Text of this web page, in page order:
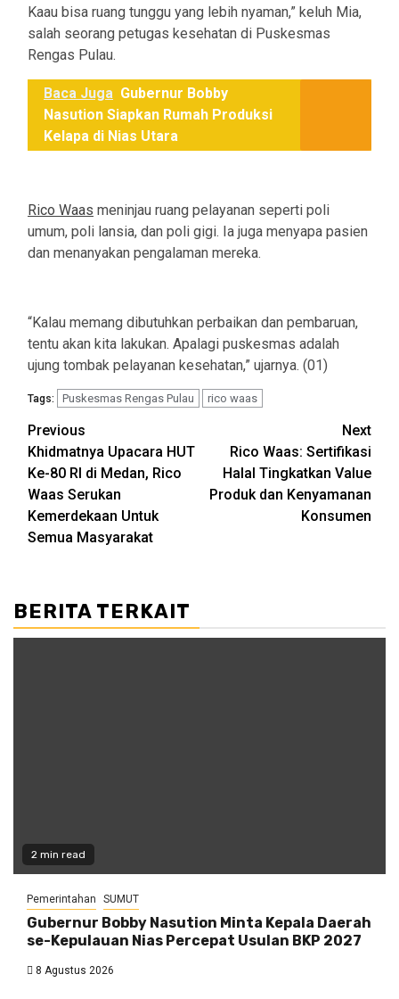
Kaau bisa ruang tunggu yang lebih nyaman,” keluh Mia,
salah seorang petugas kesehatan di Puskesmas
Rengas Pulau.
Baca Juga Gubernur Bobby
Nasution Siapkan Rumah Produksi
Kelapa di Nias Utara
Rico Waas meninjau ruang pelayanan seperti poli
umum, poli lansia, dan poli gigi. Ia juga menyapa pasien
dan menanyakan pengalaman mereka.
“Kalau memang dibutuhkan perbaikan dan pembaruan,
tentu akan kita lakukan. Apalagi puskesmas adalah
ujung tombak pelayanan kesehatan,” ujarnya. (01)
Tags: Puskesmas Rengas Pulau rico waas
Post
navigation
Previous
Khidmatnya Upacara HUT
Ke-80 RI di Medan, Rico
Waas Serukan
Kemerdekaan Untuk
Semua Masyarakat
Next
Rico Waas: Sertifikasi
Halal Tingkatkan Value
Produk dan Kenyamanan
Konsumen
BERITA TERKAIT
2 min read
Pemerintahan SUMUT
Gubernur Bobby Nasution Minta Kepala Daerah
se-Kepulauan Nias Percepat Usulan BKP 2027
8 Agustus 2026